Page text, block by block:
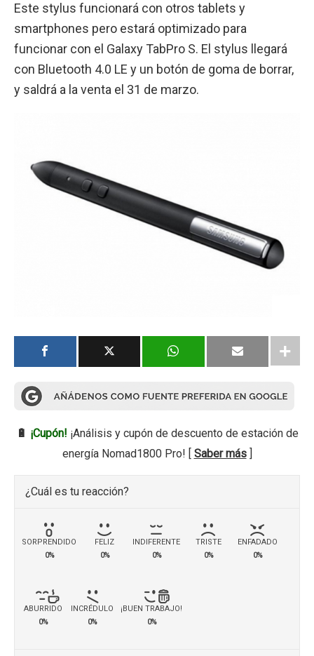
Este stylus funcionará con otros tablets y
smartphones pero estará optimizado para
funcionar con el Galaxy TabPro S. El stylus llegará
con Bluetooth 4.0 LE y un botón de goma de borrar,
y saldrá a la venta el 31 de marzo.
🔋 ¡Cupón! ¡Análisis y cupón de descuento de estación de
energía Nomad1800 Pro! [ Saber más]
¿Cuál es tu reacción?
SORPRENDIDO
0%
FELIZ
0%
INDIFERENTE
0%
TRISTE
0%
ENFADADO
0%
ABURRIDO
0%
INCRÉDULO
0%
¡BUEN TRABAJO!
0%